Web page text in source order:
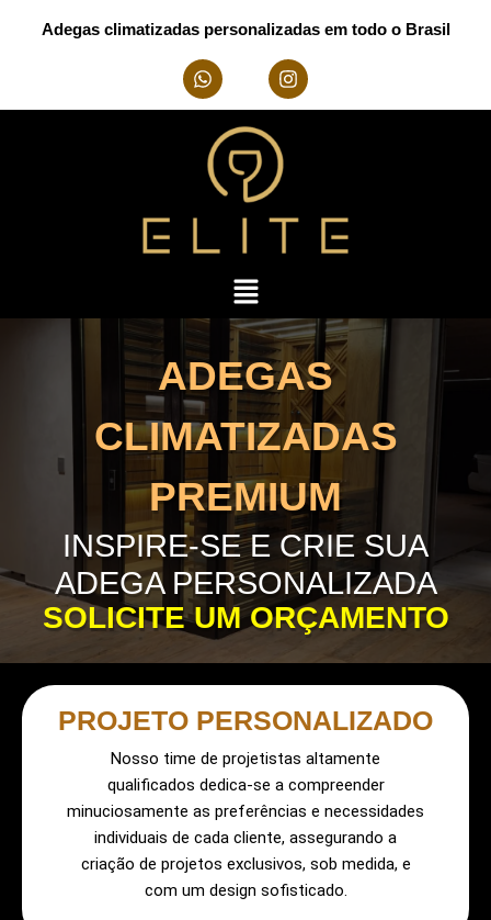
Adegas climatizadas personalizadas em todo o Brasil
ADEGAS
CLIMATIZADAS
PREMIUM
INSPIRE-SE E CRIE SUA
ADEGA PERSONALIZADA
SOLICITE UM ORÇAMENTO
PROJETO PERSONALIZADO
Nosso time de projetistas altamente
qualificados dedica-se a compreender
minuciosamente as preferências e necessidades
individuais de cada cliente, assegurando a
criação de projetos exclusivos, sob medida, e
com um design sofisticado.